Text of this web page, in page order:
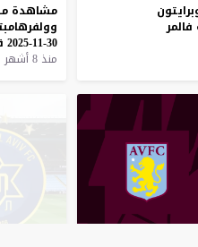
فالمر
مشاهدة
30-11-2025
منذ 8 أشهر